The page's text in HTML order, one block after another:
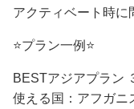
アクティベート時に
⭐️プラン一例⭐️
BESTアジアプラン
使える国：アフガニ